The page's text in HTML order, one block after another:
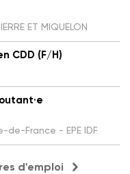
ET MIQUELON
CDD (F/H)
de-France - EPE IDF
d'emploi